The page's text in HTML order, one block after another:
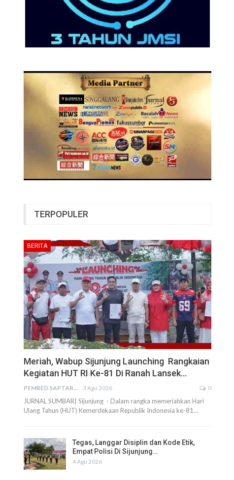
TERPOPULER
BERITA
Meriah, Wabup Sijunjung Launching Rangkaian
Kegiatan HUT RI Ke-81 Di Ranah Lansek…
PEMRED SAPTARIUS 3 Agu 2026 0
JURNAL SUMBAR| Sijunjung - Dalam rangka memeriahkan Hari
Ulang Tahun (HUT) Kemerdekaan Republik Indonesia ke-81…
Tegas, Langgar Disiplin dan Kode Etik,
Empat Polisi Di Sijunjung…
4 Agu 2026